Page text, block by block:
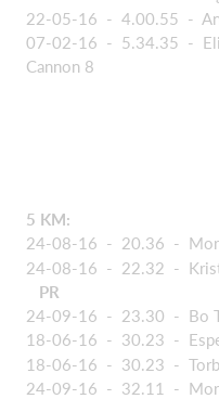
22-05-16 - 4.00.55 -
07-02-16 - 5.34.35 -
Cannon 8
5 KM:
24-08-16 - 20.36 -
24-08-16 - 22.32 -
PR
24-09-16 - 23.30 - Bo
18-06-16 - 30.23 -
18-06-16 - 30.23 -
24-09-16 - 32.11 -